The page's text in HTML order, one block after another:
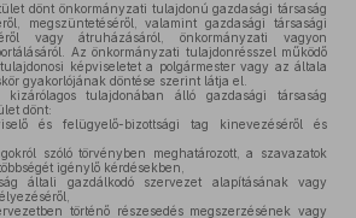
dönt önkormányzati tulajdonú gazdasági társaság
megszüntetéséről, valamint gazdasági társasági
vagy átruházásáról, önkormányzati vagyon
Az önkormányzati tulajdonrésszel működő
képviseletet a polgármester vagy az általa
gyakorlójának döntése szerint látja el.
tulajdonában álló gazdasági társaság
dönt:
és felügyelő-bizottsági tag kinevezéséről és
szóló törvényben meghatározott, a szavazatok
igénylő kérdésekben,
általi gazdálkodó szervezet alapításának vagy
történő részesedés megszerzésének vagy